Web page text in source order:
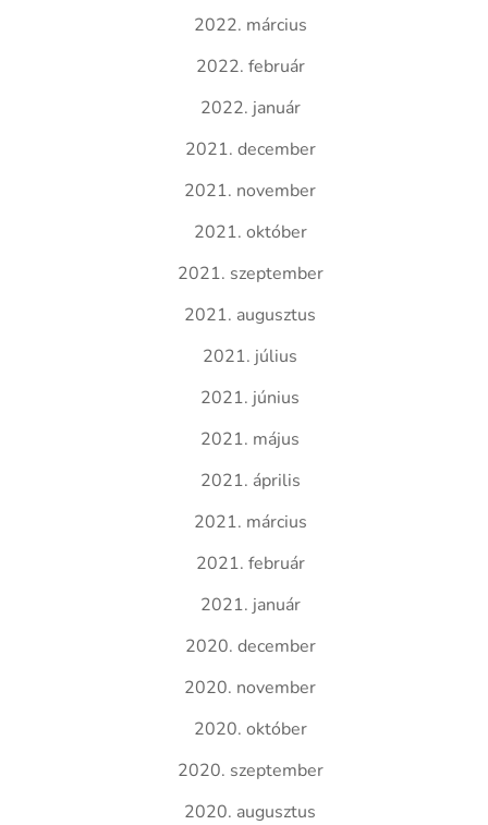
2022. március
2022. február
2022. január
2021. december
2021. november
2021. október
2021. szeptember
2021. augusztus
2021. július
2021. június
2021. május
2021. április
2021. március
2021. február
2021. január
2020. december
2020. november
2020. október
2020. szeptember
2020. augusztus